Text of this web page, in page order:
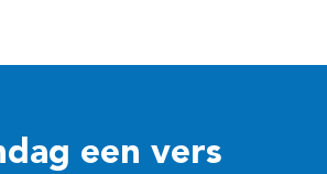
een vers